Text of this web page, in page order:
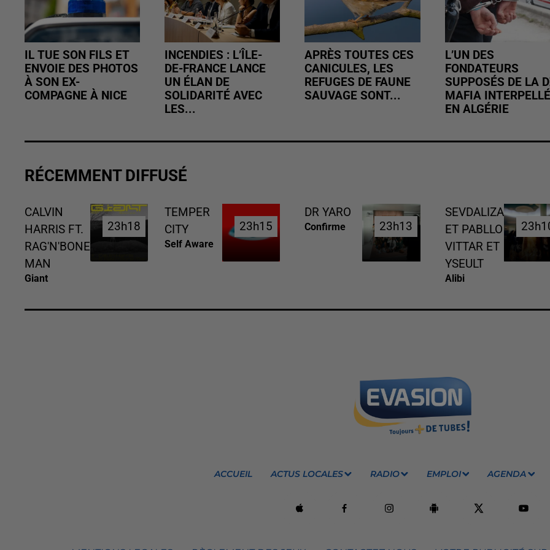
IL TUE SON FILS ET
ENVOIE DES PHOTOS
À SON EX-
COMPAGNE À NICE
INCENDIES : L’ÎLE-
DE-FRANCE LANCE
UN ÉLAN DE
SOLIDARITÉ AVEC
LES...
APRÈS TOUTES CES
CANICULES, LES
REFUGES DE FAUNE
SAUVAGE SONT...
L’UN DES
FONDATEURS
SUPPOSÉS DE LA
MAFIA INTERPELLÉ
EN ALGÉRIE
RÉCEMMENT DIFFUSÉ
CALVIN
HARRIS FT.
RAG'N'BONE
MAN
Giant
23h18
23h18
TEMPER
CITY
Self Aware
23h15
23h15
DR YARO
Confirme 23h13
23h13
SEVDALIZA
ET PABLLO
VITTAR ET
YSEULT
Alibi
ACCUEIL ACTUS LOCALES RADIO EMPLOI AGENDA